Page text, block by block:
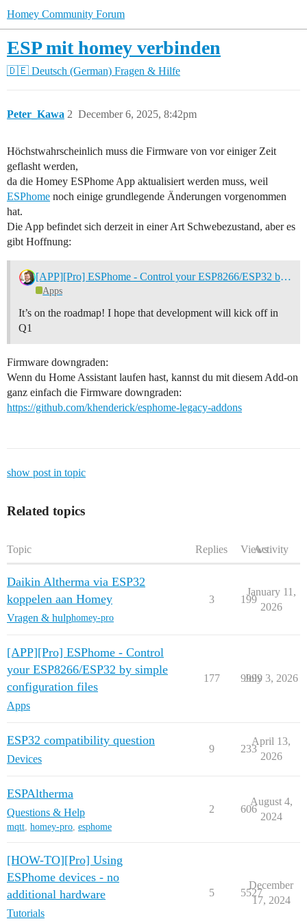
Homey Community Forum
ESP mit homey verbinden
🇩🇪 Deutsch (German) Fragen & Hilfe
Peter_Kawa December 6, 2025, 8:42pm
2
Höchstwahrscheinlich muss die Firmware von vor einiger Zeit
geflasht werden,
da die Homey ESPhome App aktualisiert werden muss, weil
ESPhome noch einige grundlegende Änderungen vorgenommen
hat.
Die App befindet sich derzeit in einer Art Schwebezustand, aber es
gibt Hoffnung:
[APP][Pro] ESPhome - Control your ESP8266/ESP32 by simple configuration files
Apps
It’s on the roadmap! I hope that development will kick off in
Q1
Firmware downgraden:
Wenn du Home Assistant laufen hast, kannst du mit diesem Add-on
ganz einfach die Firmware downgraden:
https://github.com/khenderick/esphome-legacy-addons
show post in topic
Related topics
Topic Replies ViewsActivity
Daikin Altherma via ESP32
koppelen aan Homey
Vragen & hulphomey-pro
3 199
January 11,
2026
[APP][Pro] ESPhome - Control
your ESP8266/ESP32 by simple
configuration files
Apps
177 9999
July 3, 2026
ESP32 compatibility question
Devices
9 233
April 13,
2026
ESPAltherma
Questions & Help
mqtt homey-pro esphome
2 606
August 4,
2024
[HOW-TO][Pro] Using
ESPhome devices - no
additional hardware
Tutorials
5 5527
December
17, 2024